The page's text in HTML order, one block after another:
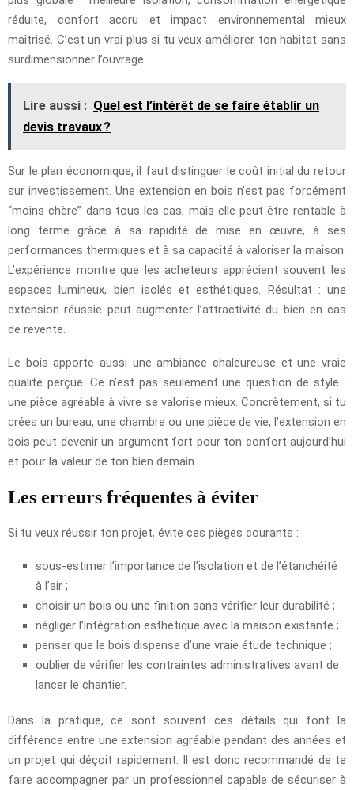
réduite, confort accru et impact environnemental mieux
maîtrisé. C’est un vrai plus si tu veux améliorer ton habitat sans
surdimensionner l’ouvrage.
Lire aussi : Quel est l’intérêt de se faire établir un
devis travaux ?
Sur le plan économique, il faut distinguer le coût initial du retour
sur investissement. Une extension en bois n’est pas forcément
“moins chère” dans tous les cas, mais elle peut être rentable à
long terme grâce à sa rapidité de mise en œuvre, à ses
performances thermiques et à sa capacité à valoriser la maison.
L’expérience montre que les acheteurs apprécient souvent les
espaces lumineux, bien isolés et esthétiques. Résultat : une
extension réussie peut augmenter l’attractivité du bien en cas
de revente.
Le bois apporte aussi une ambiance chaleureuse et une vraie
qualité perçue. Ce n’est pas seulement une question de style :
une pièce agréable à vivre se valorise mieux. Concrètement, si tu
crées un bureau, une chambre ou une pièce de vie, l’extension en
bois peut devenir un argument fort pour ton confort aujourd’hui
et pour la valeur de ton bien demain.
Les erreurs fréquentes à éviter
Si tu veux réussir ton projet, évite ces pièges courants :
sous-estimer l’importance de l’isolation et de l’étanchéité
à l’air ;
choisir un bois ou une finition sans vérifier leur durabilité ;
négliger l’intégration esthétique avec la maison existante ;
penser que le bois dispense d’une vraie étude technique ;
oublier de vérifier les contraintes administratives avant de
lancer le chantier.
Dans la pratique, ce sont souvent ces détails qui font la
différence entre une extension agréable pendant des années et
un projet qui déçoit rapidement. Il est donc recommandé de te
faire accompagner par un professionnel capable de sécuriser à